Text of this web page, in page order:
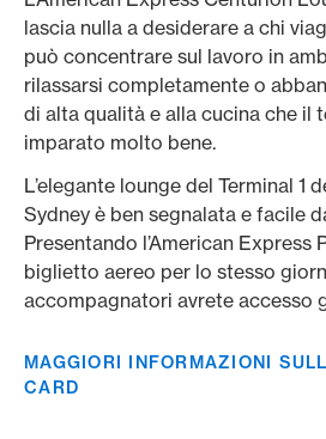
lascia nulla a desiderare a chi
può concentrare sul lavoro in
rilassarsi completamente o
di alta qualità e alla cucina che il
imparato molto bene.
L’elegante lounge del Terminal 1
Sydney è ben segnalata e facile
Presentando l’American Express
biglietto aereo per lo stesso
accompagnatori avrete accesso
MAGGIORI INFORMAZIONI
CARD